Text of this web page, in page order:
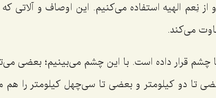
نِعم الهیه استفاده می‌کنیم. این اوصاف و آلاتی که
می‌کند.
چشم قرار داده است. با این چشم می‌بینیم؛ بعضی‌
تا دو کیلومتر و بعضی‌ تا سی‌چهل کیلومتر را هم